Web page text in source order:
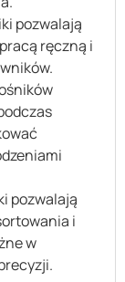
pozwalają
ręczną i
pozwalają
i
w